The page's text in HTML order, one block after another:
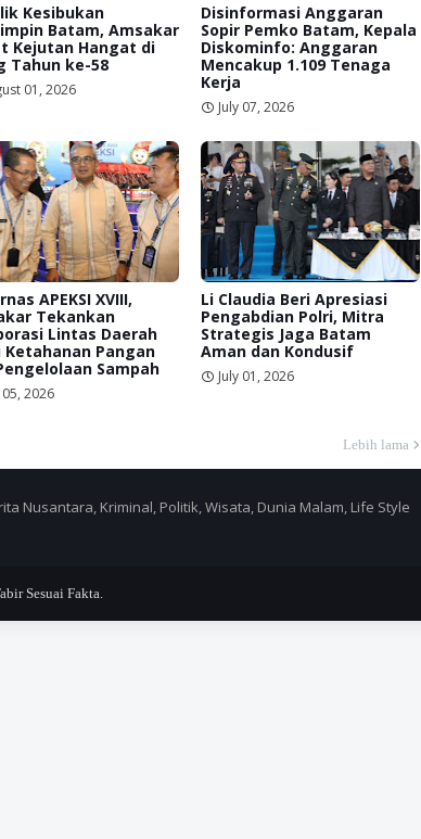
Kesibukan
Batam, Amsakar
Kejutan Hangat di
Tahun ke-58
01, 2026
Disinformasi Anggaran
Sopir Pemko Batam, Kepala
Diskominfo: Anggaran
Mencakup 1.109 Tenaga
Kerja
July 07, 2026
APEKSI XVIII,
Tekankan
Lintas Daerah
Ketahanan Pangan
Sampah
05, 2026
Li Claudia Beri Apresiasi
Pengabdian Polri, Mitra
Strategis Jaga Batam
Aman dan Kondusif
July 01, 2026
Lebih lama
Nusantara, Kriminal, Politik, Wisata, Dunia Malam, Life Style
Sesuai Fakta.